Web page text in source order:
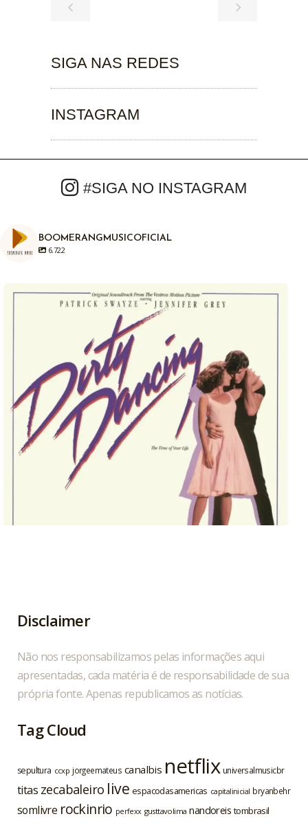
SIGA NAS REDES
INSTAGRAM
#SIGA NO INSTAGRAM
BOOMERANGMUSICOFICIAL
6.722
Em 04/08/1987, há exatamente anos atrás era...
1
Disclaimer
Não nos responsabilizamos pelas informações aqui
apresentadas, cada matéria é de responsabilidade de sua
própria fonte. Apenas republicamos as notícias.
Tag Cloud
sepultura ccxp jorgeemateus canalbis netflix universalmusicbr
titas zecabaleiro live espacodasamericas capitalinicial bryanbehr
somlivre rockinrio perfexx gusttavolima nandoreis tombrasil